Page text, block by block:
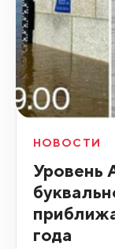
НОВОСТИ
Уровень
года